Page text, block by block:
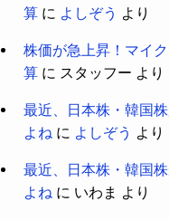
算に よしぞう より
株価が急上昇！マイ
算に スタッフー より
最近、日本株・韓国
よね に よしぞう より
最近、日本株・韓国
よね に いわま より